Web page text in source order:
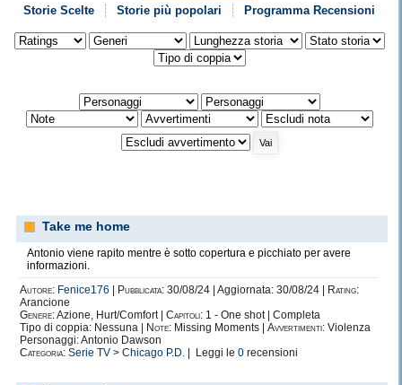
Storie Scelte Storie più popolari Programma Recensioni
Take me home
Antonio viene rapito mentre è sotto copertura e picchiato per avere
informazioni.
Autore: Fenice176 Pubblicata: 30/08/24 | Aggiornata: 30/08/24 |
Rating:
Arancione
Genere:Azione, Hurt/Comfort | Capitoli: 1 - One shot | Completa
Tipo di coppia: Nessuna |
Note: Missing Moments | Avvertimenti: Violenza
Personaggi: Antonio Dawson
Categoria: Serie TV > Chicago P.D. | Leggi le 0 recensioni